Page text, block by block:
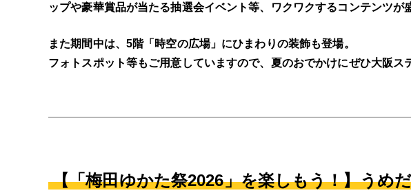
ップや豪華賞品が当たる抽選会イベント等、ワクワクするコンテンツが
また期間中は、5階「時空の広場」にひまわりの装飾も登場。
フォトスポット等もご用意していますので、夏のおでかけにぜひ大阪ス
【「梅田ゆかた祭2026」を楽しもう！】うめ